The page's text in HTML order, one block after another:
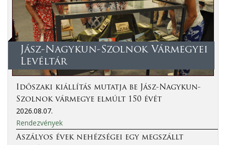
Jász-Nagykun-Szolnok Vármegyei
Levéltár
Időszaki kiállítás mutatja be Jász-Nagykun-
Szolnok vármegye elmúlt 150 évét
2026.08.07.
Rendezvények
Aszályos évek nehézségei egy megszállt